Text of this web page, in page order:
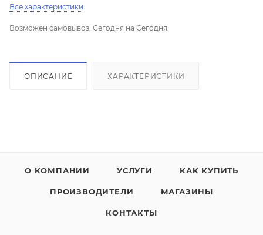
Все характеристики
Возможен самовывоз, Сегодня на Сегодня.
ОПИСАНИЕ ХАРАКТЕРИСТИКИ
О КОМПАНИИ УСЛУГИ КАК КУПИТЬ
ПРОИЗВОДИТЕЛИ МАГАЗИНЫ
КОНТАКТЫ